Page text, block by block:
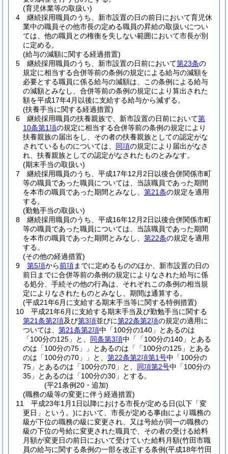
(育児休業等の取扱い)
4
継続採用職員のうち、新市設置の日の前日において育児休
業中の職員その他市長の定める職員の昇給の取扱いについ
ては、他の職員との権衡を失しない範囲において市長が別
に定める。
(給与の減額に関する経過措置)
5
継続採用職員のうち、新市設置の日前において第23条の
規定に相当する合併等前の条例の規定による給与の減額を
必要とする職員に係る給与の減額は、この条例による給与
の減額とみなし、合併等前の条例の規定により算出された
額を平成17年4月以後に支給する給与から減ずる。
(扶養手当に関する経過措置)
6
継続採用職員の扶養親族で、新市設置の日前において第
10条第1項の規定に相当する合併等前の条例の規定により
扶養親族の届出をし、その者の扶養親族としての認定がな
されているものについては、 同項の規定により届出がなさ
れ、扶養親族としての認定がなされたものとみなす。
(期末手当の取扱い)
7
継続採用職員のうち、平成17年12月2日以後合併関係市町
等の職員であった職員については、当該職員であった期間
を本市の職員であった期間とみなし、 第21条の規定を適用
する。
(勤勉手当の取扱い)
8
継続採用職員のうち、平成16年12月2日以後合併関係市町
等の職員であった職員については、当該職員であった期間
を本市の職員であった期間とみなし、 第22条の規定を適用
する。
(その他の経過措置)
9
第5項から前項までに定めるもののほか、新市設置の日の
前日までに合併等前の条例の規定によりなされた給与に係
る処分、手続その他の行為は、それぞれこの条例の相当規
定によりなされたものとみなし、期間は通算する。
(平成21年6月に支給する期末手当等に関する特例措置)
10
平成21年6月に支給する期末手当及び勤勉手当に関する
第21条第2項及び第3項並びに第22条第2項の規定の適用に
ついては、 第21条第2項中「100分の140」とあるのは
「100分の125」と、 同条第3項中「「100分の140」とある
のは「100分の75」」とあるのは「「100分の125」とある
のは「100分の70」」と、 第22条第2項第1号中「100分の
75」とあるのは「100分の70」と、 同項第2号中「100分の
35」とあるのは「100分の30」とする。
(平21条例20・追加)
(職務の級等の変更に伴う経過措置)
11
平成23年1月1日以降における市長が定める日(以下「変
更日」という。)において、市長が定める事由により職務の
級が下位の職務の級に変更され、又は号給が同一の職務の
級の下位の号給に変更された職員で、その者の受ける給料
月額が変更日の前日において受けていた給料月額(竹田市職
員の給与に関する条例の一部を改正する条例(平成18年竹田